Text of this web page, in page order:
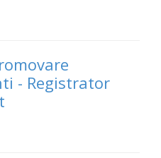
- Registrator